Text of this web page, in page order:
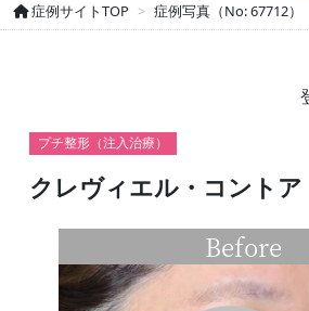
症例サイトTOP 症例写真（No: 67712）
プチ整形（注入治療）
クレヴィエル・コントア
Before